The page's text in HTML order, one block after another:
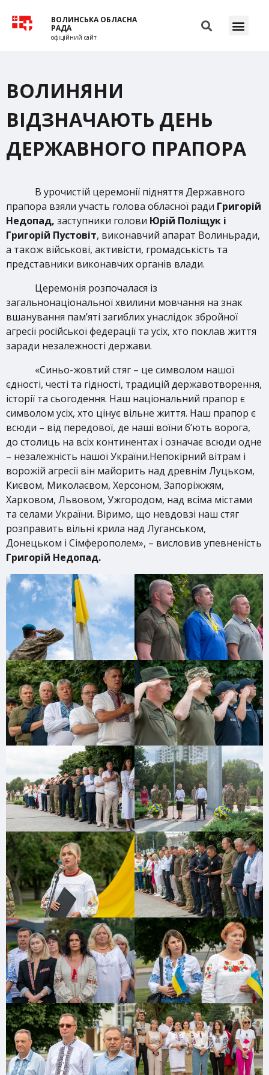
ВОЛИНСЬКА ОБЛАСНА
РАДА
офіційний сайт
ВОЛИНЯНИ
ВІДЗНАЧАЮТЬ ДЕНЬ
ДЕРЖАВНОГО ПРАПОРА
В урочистій церемонії підняття Державного
прапора взяли участь голова обласної ради Григорій
Недопад, заступники голови Юрій Поліщук і
Григорій Пустовіт, виконавчий апарат Волиньради,
а також військові, активісти, громадськість та
представники виконавчих органів влади.
Церемонія розпочалася із
загальнонаціональної хвилини мовчання на знак
вшанування пам’яті загиблих унаслідок збройної
агресії російської федерації та усіх, хто поклав життя
заради незалежності держави.
«Синьо-жовтий стяг – це символом нашої
єдності, честі та гідності, традицій державотворення,
історії та сьогодення. Наш національний прапор є
символом усіх, хто цінує вільне життя. Наш прапор є
всюди – від передової, де наші воїни б’ють ворога,
до столиць на всіх континентах і означає всюди одне
– незалежність нашої України.Непокірний вітрам і
ворожій агресії він майорить над древнім Луцьком,
Києвом, Миколаєвом, Херсоном, Запоріжжям,
Харковом, Львовом, Ужгородом, над всіма містами
та селами України. Віримо, що невдовзі наш стяг
розправить вільні крила над Луганськом,
Донецьком і Сімферополем», – висловив упевненість
Григорій Недопад.